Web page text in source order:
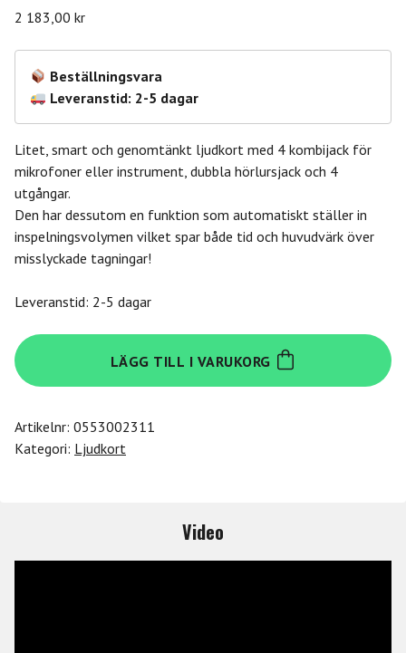
2 183,00 kr
Beställningsvara
Leveranstid: 2-5 dagar
Litet, smart och genomtänkt ljudkort med 4 kombijack för
mikrofoner eller instrument, dubbla hörlursjack och 4
utgångar.
Den har dessutom en funktion som automatiskt ställer in
inspelningsvolymen vilket spar både tid och huvudvärk över
misslyckade tagningar!
Leveranstid: 2-5 dagar
Audient
EVO
Audio
Interface
LÄGG TILL I VARUKORG
Artikelnr: 0553002311
Kategori: Ljudkort
Video